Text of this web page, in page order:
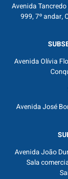
Avenida
999, 7º andar,
Avenida Olívia
Avenida José
Avenida João
Sala